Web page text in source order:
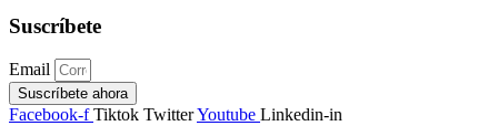
Suscríbete
Email
Suscríbete ahora
Facebook-f Tiktok TwitterYoutube Linkedin-in